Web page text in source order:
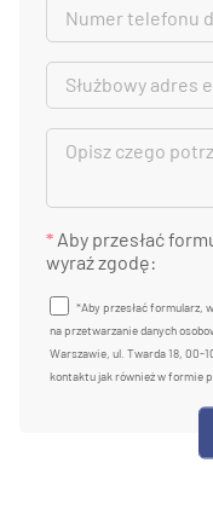
Numer telefonu
Służbowy adres
Opisz czego
* Aby przesłać
wyraź zgodę:
*Aby przesłać formularz,
na przetwarzanie danych
Warszawie, ul. Twarda 18, 00-
kontaktu jak również w formie